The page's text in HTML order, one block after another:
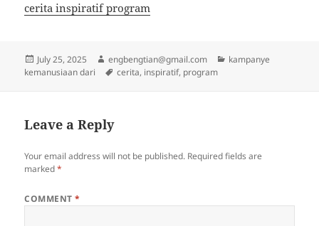
cerita inspiratif program
Posted
on
July 25, 2025 Author
engbengtian@gmail.com Categories
kampanye
kemanusiaan dari
Tags
cerita, inspiratif, program
Leave a Reply
Your email address will not be published. Required fields are
marked*
COMMENT*